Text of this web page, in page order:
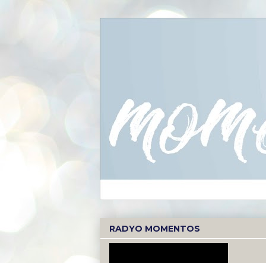
RADYO MOMENTOS